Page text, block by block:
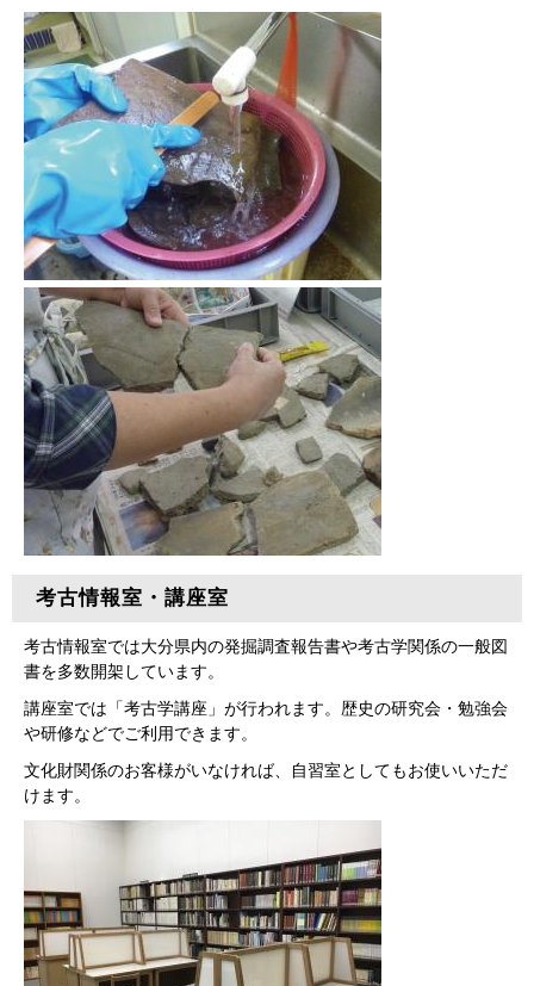
考古情報室・講座室
考古情報室では大分県内の発掘調査報告書や考古学関係の一般図
書を多数開架しています。
講座室では「考古学講座」が行われます。歴史の研究会・勉強会
や研修などでご利用できます。
文化財関係のお客様がいなければ、自習室としてもお使いいただ
けます。